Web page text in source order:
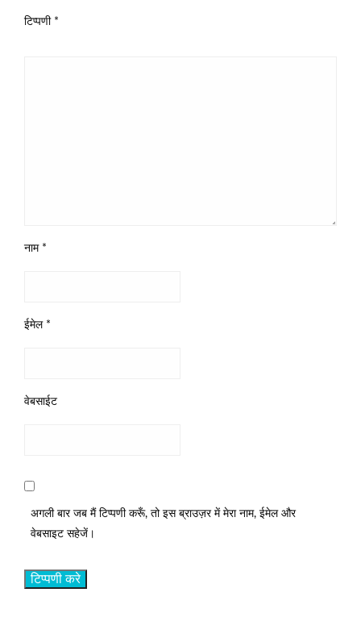
टिप्पणी *
नाम *
ईमेल *
वेबसाईट
अगली बार जब मैं टिप्पणी करूँ, तो इस ब्राउज़र में मेरा नाम, ईमेल और
वेबसाइट सहेजें।